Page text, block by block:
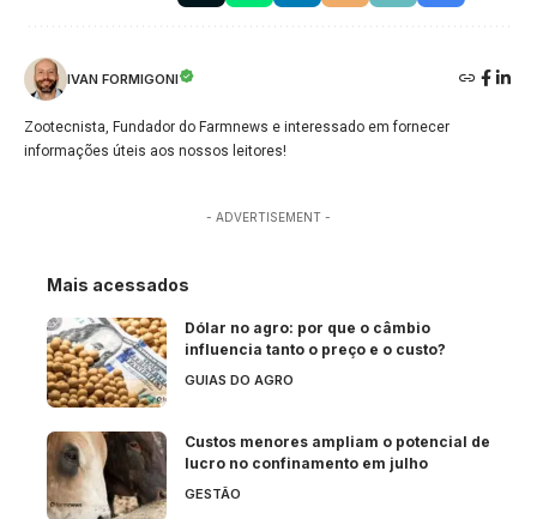
IVAN FORMIGONI
Zootecnista, Fundador do Farmnews e interessado em fornecer
informações úteis aos nossos leitores!
- ADVERTISEMENT -
Mais acessados
Dólar no agro: por que o câmbio
influencia tanto o preço e o custo?
GUIAS DO AGRO
Custos menores ampliam o potencial de
lucro no confinamento em julho
GESTÃO